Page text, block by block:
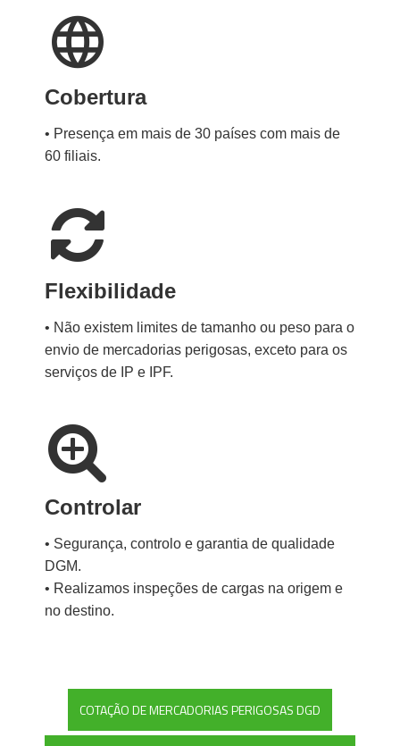
Cobertura
• Presença em mais de 30 países com mais de
60 filiais.
Flexibilidade
• Não existem limites de tamanho ou peso para o
envio de mercadorias perigosas, exceto para os
serviços de IP e IPF.
Controlar
• Segurança, controlo e garantia de qualidade
DGM.
• Realizamos inspeções de cargas na origem e
no destino.
COTAÇÃO DE MERCADORIAS PERIGOSAS DGD